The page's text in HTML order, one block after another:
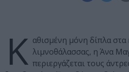
Κ αθισμένη μόνη δίπλα στα
λιμνοθάλασσας, η Άνα
περιεργάζεται τους